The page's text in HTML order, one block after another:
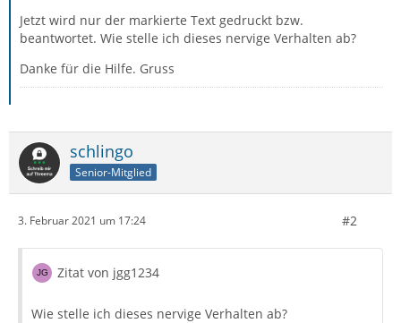
Jetzt wird nur der markierte Text gedruckt bzw.
beantwortet. Wie stelle ich dieses nervige Verhalten ab?
Danke für die Hilfe. Gruss
schlingo
Senior-Mitglied
3. Februar 2021 um 17:24 #2
Zitat von jgg1234
Wie stelle ich dieses nervige Verhalten ab?